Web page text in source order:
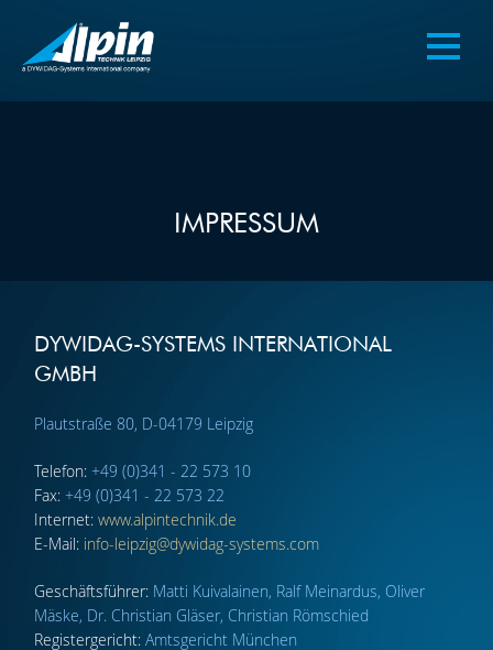
IMPRESSUM
DYWIDAG-SYSTEMS INTERNATIONAL
GMBH
Plautstraße 80, D-04179 Leipzig
Telefon: +49 (0)341 - 22 573 10
Fax: +49 (0)341 - 22 573 22
Internet: www.alpintechnik.de
E-Mail: info-leipzig@dywidag-systems.com
Geschäftsführer: Matti Kuivalainen, Ralf Meinardus, Oliver
Mäske, Dr. Christian Gläser, Christian Römschied
Registergericht: Amtsgericht München